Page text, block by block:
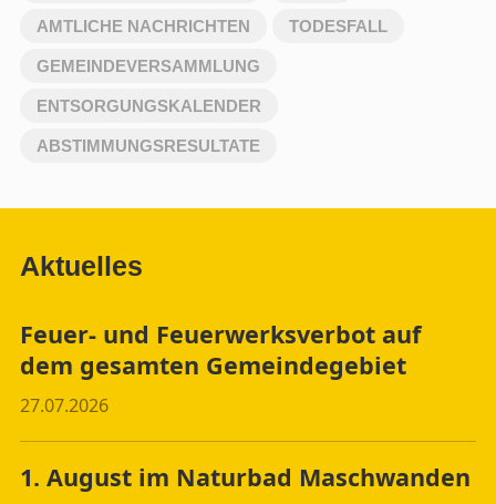
AMTLICHE NACHRICHTEN TODESFALL
GEMEINDEVERSAMMLUNG
ENTSORGUNGSKALENDER
ABSTIMMUNGSRESULTATE
Aktuelles
Feuer- und Feuerwerksverbot auf
dem gesamten Gemeindegebiet
27.07.2026
1. August im Naturbad Maschwanden